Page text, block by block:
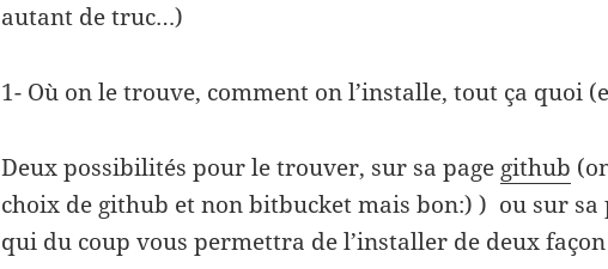
autant de truc…)
1- Où on le trouve, comment on l’installe, tout ça quoi
Deux possibilités pour le trouver, sur sa page github
choix de github et non bitbucket mais bon:) ) ou sur sa
qui du coup vous permettra de l’installer de deux